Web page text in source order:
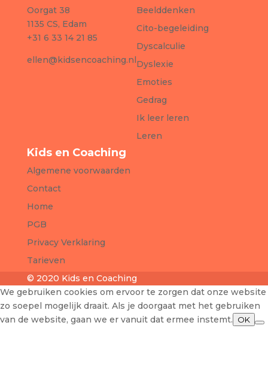
Oorgat 38
1135 CS, Edam
+31 6 33 14 21 85
ellen@kidsencoaching.nl
Beelddenken
Cito-begeleiding
Dyscalculie
Dyslexie
Emoties
Gedrag
Ik leer leren
Leren
Kids en Coaching
Algemene voorwaarden
Contact
Home
PGB
Privacy Verklaring
Tarieven
© 2020 Kids en Coaching
We gebruiken cookies om ervoor te zorgen dat onze website
zo soepel mogelijk draait. Als je doorgaat met het gebruiken
van de website, gaan we er vanuit dat ermee instemt.
OK